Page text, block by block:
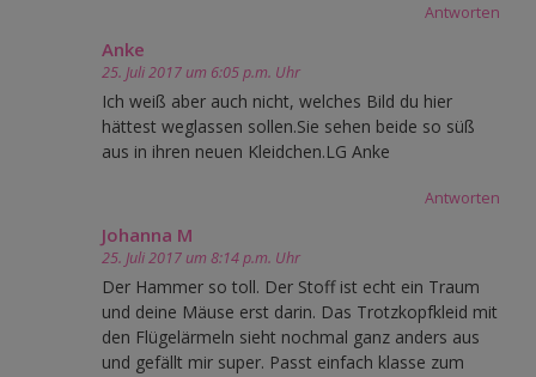
Antworten
Anke
25. Juli 2017 um 6:05 p.m. Uhr
Ich weiß aber auch nicht, welches Bild du hier
hättest weglassen sollen.Sie sehen beide so süß
aus in ihren neuen Kleidchen.LG Anke
Antworten
Johanna M
25. Juli 2017 um 8:14 p.m. Uhr
Der Hammer so toll. Der Stoff ist echt ein Traum
und deine Mäuse erst darin. Das Trotzkopfkleid mit
den Flügelärmeln sieht nochmal ganz anders aus
und gefällt mir super. Passt einfach klasse zum